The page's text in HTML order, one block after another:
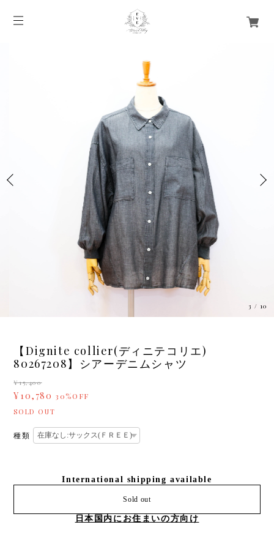
3 / 10
【Dignite collier(ディニテコリエ)
80267208】シアーデニムシャツ
¥15,400
¥10,780 30%OFF
SOLD OUT
種類
International shipping available
Sold out
日本国内にお住まいの方向け